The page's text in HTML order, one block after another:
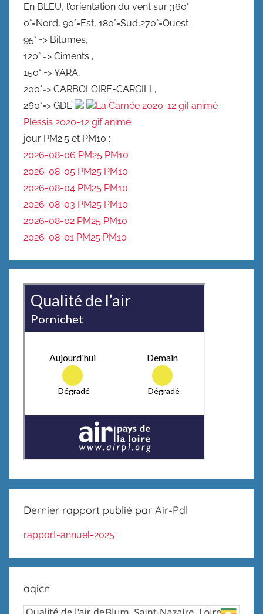
En BLEU, l'orientation du vent sur 360°
0°=Nord, 90°=Est, 180°=Sud,270°=Ouest
95° => Bitumes,
120° => Ciments ,
150° => YARA,
200°=> CARBOLOIRE-CARGILL,
260°=> GDE
La Camée 2020-12 gif animé
Plessis 2020-12 gif animé
jour PM2.5 et PM10 :
2026-08-06 PM25 PM10
2026-08-05 PM25 PM10
2026-08-04 PM25 PM10
2026-08-03 PM25 PM10
2026-08-02 PM25 PM10
2026-08-01 PM25 PM10
Dernier rapport publié par Air-Pdl
rapport-annuel-2025
aqicn